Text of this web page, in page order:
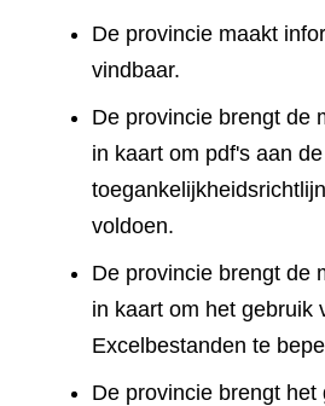
De provincie maakt
vindbaar.
De provincie brengt de
in kaart om pdf's aan de
voldoen.
De provincie brengt de
in kaart om het gebruik
Excelbestanden te
De provincie brengt het